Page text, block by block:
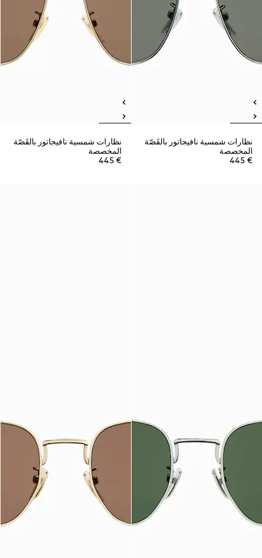
نظارات شمسية نافيجاتور بالقَصّة
المخصصة
€ 445
نظارات شمسية نافيجاتور بالقَصّة
المخصصة
€ 445